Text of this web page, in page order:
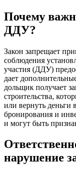
Почему
ДДУ?
Закон запрещает
соблюдения
участия (ДДУ)
дает
дольщик получает
строительства,
или вернуть деньги
бронирования и
и могут быть
нарушение